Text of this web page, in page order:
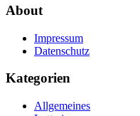
About
Impressum
Datenschutz
Kategorien
Allgemeines